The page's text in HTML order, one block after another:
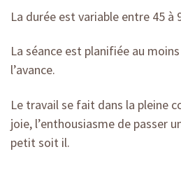
La durée est variable entre 45 à
La séance est planifiée au
l’avance.
Le travail se fait dans la pleine
joie, l’enthousiasme de passer
petit soit il.